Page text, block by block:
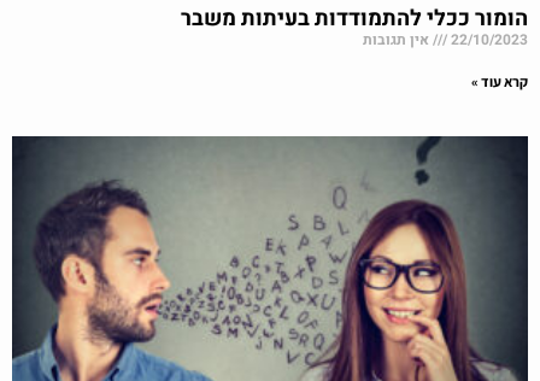
הומור ככלי להתמודדות בעיתות משבר
22/10/2023 אין תגובות
קרא עוד »